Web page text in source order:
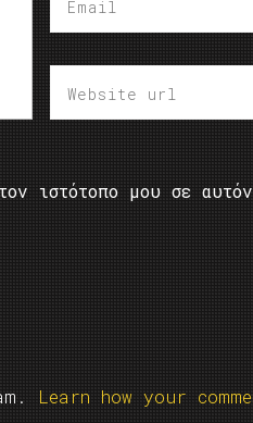
ιστότοπο μου σε
Learn how your